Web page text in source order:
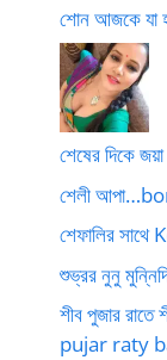
শোন আজকে যা
শেষের দিকে
শেলী
শেফালির
শুভ্রর নুনু
শীব পুজার রাতে
pujar raty